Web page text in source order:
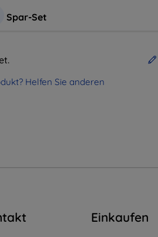
Spar-Set
Helfen Sie anderen
Einkaufen